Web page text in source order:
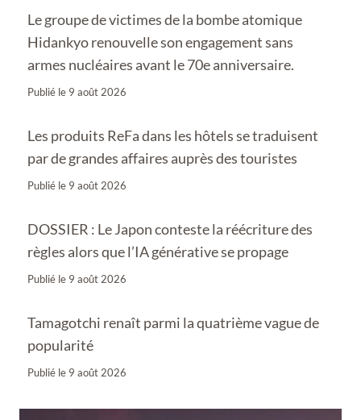
Le groupe de victimes de la bombe atomique
Hidankyo renouvelle son engagement sans
armes nucléaires avant le 70e anniversaire.
Publié le 9 août 2026
Les produits ReFa dans les hôtels se traduisent
par de grandes affaires auprès des touristes
Publié le 9 août 2026
DOSSIER : Le Japon conteste la réécriture des
règles alors que l’IA générative se propage
Publié le 9 août 2026
Tamagotchi renaît parmi la quatrième vague de
popularité
Publié le 9 août 2026